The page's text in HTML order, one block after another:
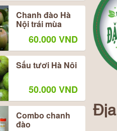
Địa
Chanh đào Hà
Nội trái mùa
60.000 VND
Sấu tươi Hà Nôi
50.000 VND
Combo chanh
đào